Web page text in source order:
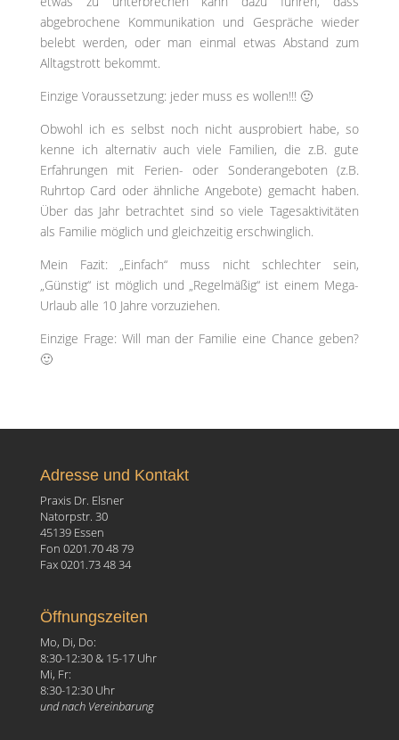
abgebrochene Kommunikation und Gespräche wieder
belebt werden, oder man einmal etwas Abstand zum
Alltagstrott bekommt.
Einzige Voraussetzung: jeder muss es wollen!!! 🙂
Obwohl ich es selbst noch nicht ausprobiert habe, so
kenne ich alternativ auch viele Familien, die z.B. gute
Erfahrungen mit Ferien- oder Sonderangeboten (z.B.
Ruhrtop Card oder ähnliche Angebote) gemacht haben.
Über das Jahr betrachtet sind so viele Tagesaktivitäten
als Familie möglich und gleichzeitig erschwinglich.
Mein Fazit: „Einfach“ muss nicht schlechter sein,
„Günstig“ ist möglich und „Regelmäßig“ ist einem Mega-
Urlaub alle 10 Jahre vorzuziehen.
Einzige Frage: Will man der Familie eine Chance geben?
🙂
Adresse und Kontakt
Praxis Dr. Elsner
Natorpstr. 30
45139 Essen
Fon 0201.70 48 79
Fax 0201.73 48 34
Öffnungszeiten
Mo, Di, Do:
8:30-12:30 & 15-17 Uhr
Mi, Fr:
8:30-12:30 Uhr
und nach Vereinbarung